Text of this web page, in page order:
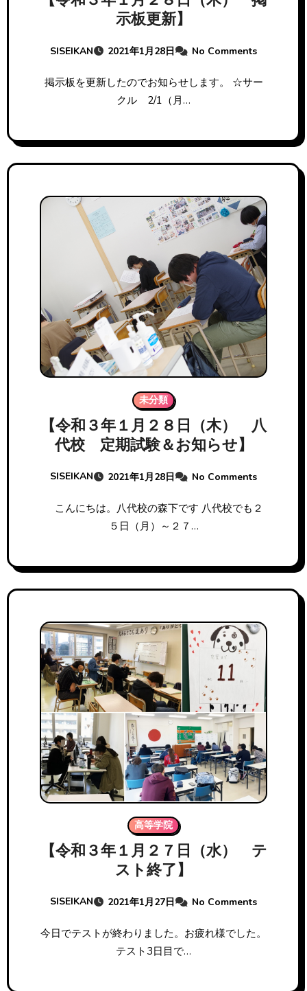
示板更新】
SISEIKAN 2021年1月28日 No Comments
掲示板を更新したのでお知らせします。 ☆サー
クル 2/1（月…
未分類
【令和３年１月２８日（木） 八
代校 定期試験＆お知らせ】
SISEIKAN 2021年1月28日 No Comments
こんにちは。八代校の森下です 八代校でも２
５日（月）～２７…
高等学院
【令和３年１月２７日（水） テ
スト終了】
SISEIKAN 2021年1月27日 No Comments
今日でテストが終わりました。お疲れ様でした。
テスト3日目で…